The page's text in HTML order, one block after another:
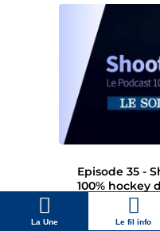
La Une Le fil info